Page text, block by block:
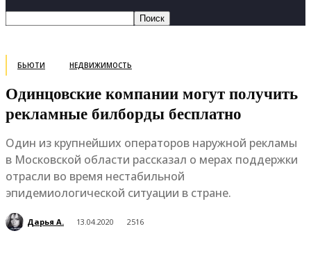
БЬЮТИ НЕДВИЖИМОСТЬ
Одинцовские компании могут получить
рекламные билборды бесплатно
Один из крупнейших операторов наружной рекламы
в Московской области рассказал о мерах поддержки
отрасли во время нестабильной
эпидемиологической ситуации в стране.
Дарья А. 13.04.2020 2516